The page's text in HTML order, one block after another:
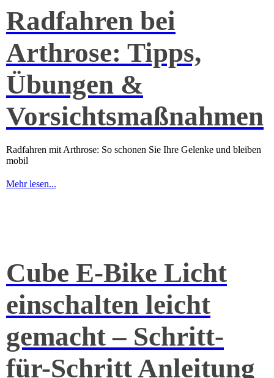
Radfahren bei
Arthrose: Tipps,
Übungen &
Vorsichtsmaßnahmen
Radfahren mit Arthrose: So schonen Sie Ihre Gelenke und bleiben
mobil
Mehr lesen...
Cube E-Bike Licht
einschalten leicht
gemacht – Schritt-
für-Schritt Anleitung